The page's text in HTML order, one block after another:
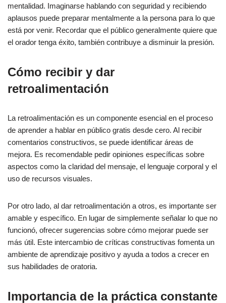
mentalidad. Imaginarse hablando con seguridad y recibiendo
aplausos puede preparar mentalmente a la persona para lo que
está por venir. Recordar que el público generalmente quiere que
el orador tenga éxito, también contribuye a disminuir la presión.
Cómo recibir y dar
retroalimentación
La retroalimentación es un componente esencial en el proceso
de aprender a hablar en público gratis desde cero. Al recibir
comentarios constructivos, se puede identificar áreas de
mejora. Es recomendable pedir opiniones específicas sobre
aspectos como la claridad del mensaje, el lenguaje corporal y el
uso de recursos visuales.
Por otro lado, al dar retroalimentación a otros, es importante ser
amable y específico. En lugar de simplemente señalar lo que no
funcionó, ofrecer sugerencias sobre cómo mejorar puede ser
más útil. Este intercambio de críticas constructivas fomenta un
ambiente de aprendizaje positivo y ayuda a todos a crecer en
sus habilidades de oratoria.
Importancia de la práctica constante